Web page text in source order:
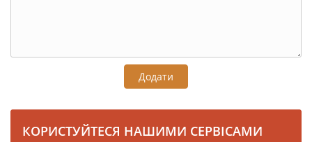
Додати
КОРИСТУЙТЕСЯ НАШИМИ СЕРВІСАМИ